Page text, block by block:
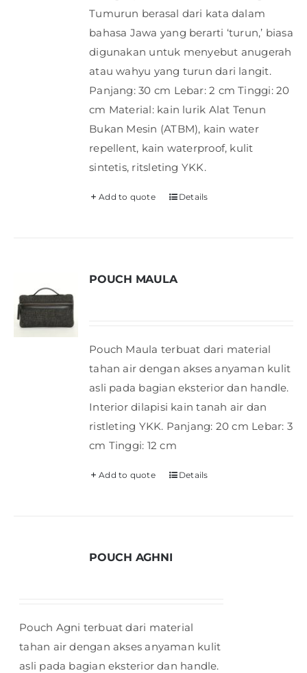
Tumurun berasal dari kata dalam
bahasa Jawa yang berarti ‘turun,’ biasa
digunakan untuk menyebut anugerah
atau wahyu yang turun dari langit.
Panjang: 30 cm Lebar: 2 cm Tinggi: 20
cm Material: kain lurik Alat Tenun
Bukan Mesin (ATBM), kain water
repellent, kain waterproof, kulit
sintetis, ritsleting YKK.
Add to quote Details
POUCH MAULA
Pouch Maula terbuat dari material
tahan air dengan akses anyaman kulit
asli pada bagian eksterior dan handle.
Interior dilapisi kain tanah air dan
ristleting YKK. Panjang: 20 cm Lebar: 3
cm Tinggi: 12 cm
Add to quote Details
POUCH AGHNI
Pouch Agni terbuat dari material
tahan air dengan akses anyaman kulit
asli pada bagian eksterior dan handle.